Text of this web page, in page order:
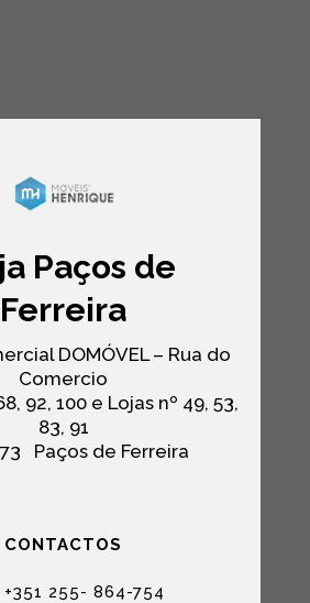
Paços de
Ferreira
DOMÓVEL – Rua do
Comercio
92, 100 e Lojas nº 49, 53,
83, 91
Paços de Ferreira
CONTACTOS
255- 864-754